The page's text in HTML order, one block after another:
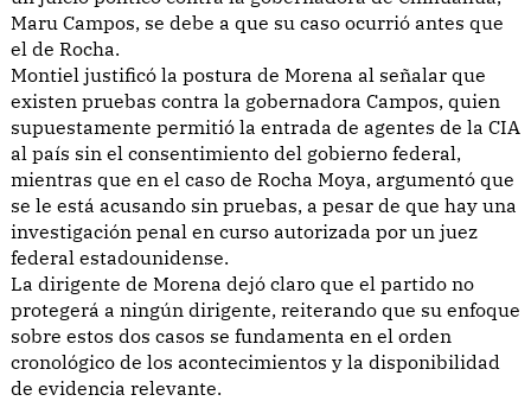
Maru Campos, se debe a que su caso ocurrió antes que
el de Rocha.
Montiel justificó la postura de Morena al señalar que
existen pruebas contra la gobernadora Campos, quien
supuestamente permitió la entrada de agentes de la CIA
al país sin el consentimiento del gobierno federal,
mientras que en el caso de Rocha Moya, argumentó que
se le está acusando sin pruebas, a pesar de que hay una
investigación penal en curso autorizada por un juez
federal estadounidense.
La dirigente de Morena dejó claro que el partido no
protegerá a ningún dirigente, reiterando que su enfoque
sobre estos dos casos se fundamenta en el orden
cronológico de los acontecimientos y la disponibilidad
de evidencia relevante.